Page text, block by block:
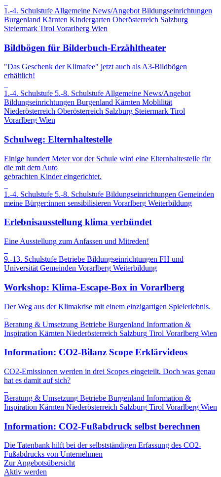
1.-4. Schulstufe Allgemeine News/Angebot Bildungseinrichtungen
Burgenland Kärnten Kindergarten Oberösterreich Salzburg
Steiermark Tirol Vorarlberg Wien
Bildbögen für Bilderbuch-Erzähltheater
"Das Geschenk der Klimafee" jetzt auch als A3-Bildbögen
erhältlich!
1.-4. Schulstufe 5.-8. Schulstufe Allgemeine News/Angebot
Bildungseinrichtungen Burgenland Kärnten Moblilität
Niederösterreich Oberösterreich Salzburg Steiermark Tirol
Vorarlberg Wien
Schulweg: Elternhaltestelle
Einige hundert Meter vor der Schule wird eine Elternhaltestelle für
die mit dem Auto
gebrachten Kinder eingerichtet.
1.-4. Schulstufe 5.-8. Schulstufe Bildungseinrichtungen Gemeinden
meine Bürger:innen sensibilisieren Vorarlberg Weiterbildung
Erlebnisausstellung klima verbündet
Eine Ausstellung zum Anfassen und Mitreden!
9.-13. Schulstufe Betriebe Bildungseinrichtungen FH und
Universität Gemeinden Vorarlberg Weiterbildung
Workshop: Klima-Escape-Box in Vorarlberg
Der Weg aus der Klimakrise mit einem einzigartigen Spielerlebnis.
Beratung & Umsetzung Betriebe Burgenland Information &
Inspiration Kärnten Niederösterreich Salzburg Tirol Vorarlberg Wien
Information: CO2-Bilanz Scope Erklärvideos
CO2-Emissionen werden in drei Scopes eingeteilt. Doch was genau
hat es damit auf sich?
Beratung & Umsetzung Betriebe Burgenland Information &
Inspiration Kärnten Niederösterreich Salzburg Tirol Vorarlberg Wien
Information: CO2-Fußabdruck selbst berechnen
Die Tatenbank hilft bei der selbstständigen Erfassung des CO2-
Fußabdrucks von Unternehmen
Zur Angebotsübersicht
Aktiv werden